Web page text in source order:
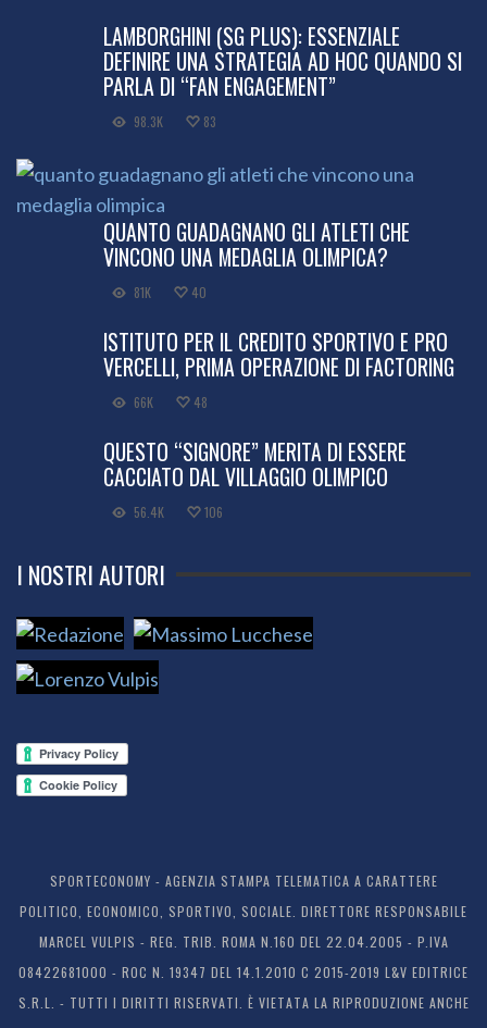
LAMBORGHINI (SG PLUS): ESSENZIALE
DEFINIRE UNA STRATEGIA AD HOC QUANDO SI
PARLA DI “FAN ENGAGEMENT”
98.3K 83
QUANTO GUADAGNANO GLI ATLETI CHE
VINCONO UNA MEDAGLIA OLIMPICA?
81K 40
ISTITUTO PER IL CREDITO SPORTIVO E PRO
VERCELLI, PRIMA OPERAZIONE DI FACTORING
66K 48
QUESTO “SIGNORE” MERITA DI ESSERE
CACCIATO DAL VILLAGGIO OLIMPICO
56.4K 106
I NOSTRI AUTORI
SPORTECONOMY - AGENZIA STAMPA TELEMATICA A CARATTERE
POLITICO, ECONOMICO, SPORTIVO, SOCIALE. DIRETTORE RESPONSABILE
MARCEL VULPIS - REG. TRIB. ROMA N.160 DEL 22.04.2005 - P.IVA
08422681000 - ROC N. 19347 DEL 14.1.2010 C 2015-2019 L&V EDITRICE
S.R.L. - TUTTI I DIRITTI RISERVATI. È VIETATA LA RIPRODUZIONE ANCHE